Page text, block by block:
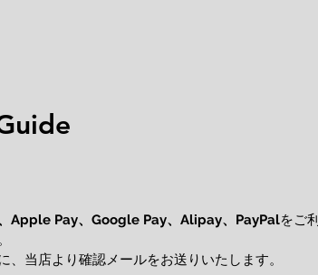
Apple Pay、Google Pay、Alipay、PayPalをご
当店より確認メールをお送りいたします。